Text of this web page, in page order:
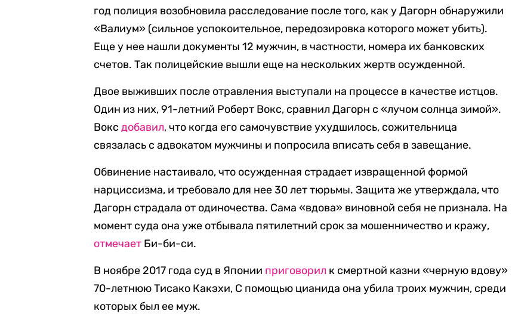
год полиция возобновила расследование после того, как у Дагорн обнаружили
«Валиум» (сильное успокоительное, передозировка которого может убить).
Еще у нее нашли документы 12 мужчин, в частности, номера их банковских
счетов. Так полицейские вышли еще на нескольких жертв осужденной.
Двое выживших после отравления выступали на процессе в качестве истцов.
Один из них, 91-летний Роберт Вокс, сравнил Дагорн с «лучом солнца зимой».
Воксдобавил, что когда его самочувствие ухудшилось, сожительница
связалась с адвокатом мужчины и попросила вписать себя в завещание.
Обвинение настаивало, что осужденная страдает извращенной формой
нарциссизма, и требовало для нее 30 лет тюрьмы. Защита же утверждала, что
Дагорн страдала от одиночества. Сама «вдова» виновной себя не признала. На
момент суда она уже отбывала пятилетний срок за мошенничество и кражу,
отмечает Би-би-си.
В ноябре 2017 года суд в Японии приговорил к смертной казни «черную вдову»
70-летнюю Тисако Какэхи, С помощью цианида она убила троих мужчин, среди
которых был ее муж.